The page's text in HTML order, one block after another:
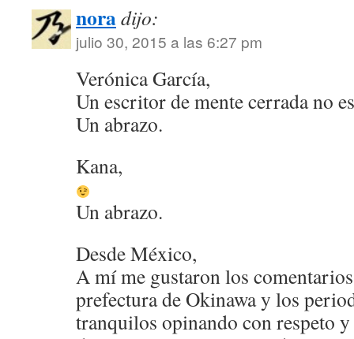
noradijo:
julio 30, 2015 a las 6:27 pm
Verónica García,
Un escritor de mente cerrada no
Un abrazo.
Kana,
Un abrazo.
Desde México,
A mí me gustaron los
prefectura de Okinawa y los
tranquilos opinando con respeto